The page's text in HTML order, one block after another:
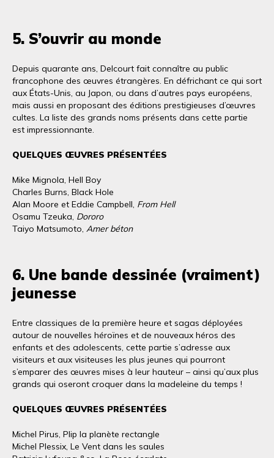
5. S’ouvrir au monde
Depuis quarante ans, Delcourt fait connaître au public
francophone des œuvres étrangères. En défrichant ce qui sort
aux États-Unis, au Japon, ou dans d’autres pays européens,
mais aussi en proposant des éditions prestigieuses d’œuvres
cultes. La liste des grands noms présents dans cette partie
est impressionnante.
QUELQUES ŒUVRES PRÉSENTÉES
Mike Mignola, Hell Boy
Charles Burns, Black Hole
Alan Moore et Eddie Campbell, From Hell
Osamu Tzeuka, Dororo
Taiyo Matsumoto, Amer béton
6. Une bande dessinée (vraiment)
jeunesse
Entre classiques de la première heure et sagas déployées
autour de nouvelles héroïnes et de nouveaux héros des
enfants et des adolescents, cette partie s’adresse aux
visiteurs et aux visiteuses les plus jeunes qui pourront
s’emparer des œuvres mises à leur hauteur – ainsi qu’aux plus
grands qui oseront croquer dans la madeleine du temps !
QUELQUES ŒUVRES PRÉSENTÉES
Michel Pirus, Plip la planète rectangle
Michel Plessix, Le Vent dans les saules